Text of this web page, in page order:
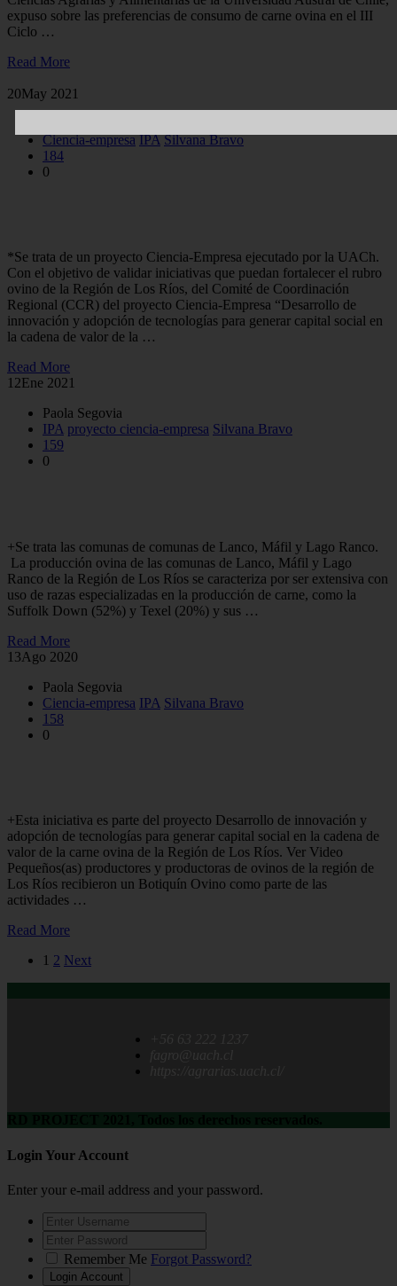
expuso sobre las preferencias de consumo de carne ovina en el III
Ciclo …
Read More
20May 2021
Ciencia-empresa IPA Silvana Bravo
184
0
*Se trata de un proyecto Ciencia-Empresa ejecutado por la UACh.
Con el objetivo de validar iniciativas que puedan fortalecer el rubro
ovino de la Región de Los Ríos, del Comité de Coordinación
Regional (CCR) del proyecto Ciencia-Empresa “Desarrollo de
innovación y adopción de tecnologías para generar capital social en
la cadena de valor de la …
Read More
12Ene 2021
Paola Segovia
IPA proyecto ciencia-empresa Silvana Bravo
159
0
+Se trata las comunas de comunas de Lanco, Máfil y Lago Ranco.
La producción ovina de las comunas de Lanco, Máfil y Lago
Ranco de la Región de Los Ríos se caracteriza por ser extensiva con
uso de razas especializadas en la producción de carne, como la
Suffolk Down (52%) y Texel (20%) y sus …
Read More
13Ago 2020
Paola Segovia
Ciencia-empresa IPA Silvana Bravo
158
0
+Esta iniciativa es parte del proyecto Desarrollo de innovación y
adopción de tecnologías para generar capital social en la cadena de
valor de la carne ovina de la Región de Los Ríos. Ver Video
Pequeños(as) productores y productoras de ovinos de la región de
Los Ríos recibieron un Botiquín Ovino como parte de las
actividades …
Read More
1 2 Next
Login Your Account
Enter your e-mail address and your password.
Remember Me Forgot Password?